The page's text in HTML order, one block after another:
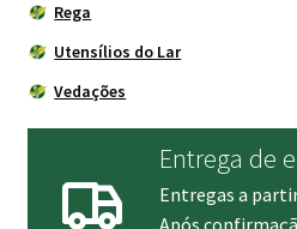
Rega
Utensílios do Lar
Vedações
Entrega de
Entregas a